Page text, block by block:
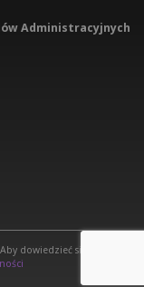
Administracyjnych
dowiedzieć się więcej,